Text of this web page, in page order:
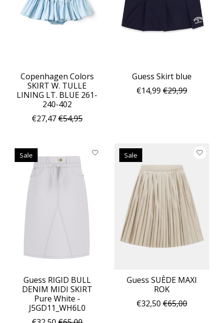
Copenhagen Colors
SKIRT W. TULLE
LINING LT. BLUE 261-
240-402
€27,47€54,95
Guess Skirt blue
€14,99 €29,99
Sale
Guess RIGID BULL
DENIM MIDI SKIRT
Pure White -
J5GD11_WH6L0
Sale
Guess SUÈDE MAXI
ROK
€32,50 €65,00